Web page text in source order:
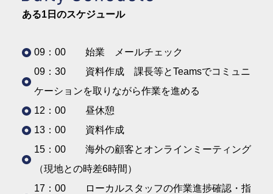
ある1日のスケジュール
09：00 始業 メールチェック
09：30 資料作成 課長等とTeamsでコミュニ
ケーションを取りながら作業を進める
12：00 昼休憩
13：00 資料作成
15：00 海外の顧客とオンラインミーティング
（現地との時差6時間）
17：00 ローカルスタッフの作業進捗確認・指